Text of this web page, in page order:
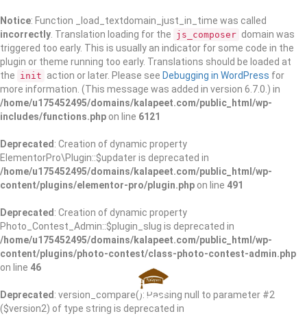
Notice: Function _load_textdomain_just_in_time was called
incorrectly . Translation loading for the js_composer domain was
triggered too early. This is usually an indicator for some code in the
plugin or theme running too early. Translations should be loaded at
the init action or later. Please see Debugging in WordPress for
more information. (This message was added in version 6.7.0.) in
/home/u175452495/domains/kalapeet.com/public_html/wp-
includes/functions.php on line 6121
Deprecated : Creation of dynamic property
ElementorPro\Plugin::$updater is deprecated in
/home/u175452495/domains/kalapeet.com/public_html/wp-
content/plugins/elementor-pro/plugin.php on line 491
Deprecated : Creation of dynamic property
Photo_Contest_Admin::$plugin_slug is deprecated in
/home/u175452495/domains/kalapeet.com/public_html/wp-
content/plugins/photo-contest/class-photo-contest-admin.php
on line 46
Deprecated : version_compare(): Passing null to parameter #2
($version2) of type string is deprecated in